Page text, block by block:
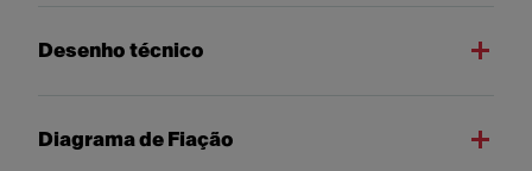
Desenho técnico
Diagrama de Fiação